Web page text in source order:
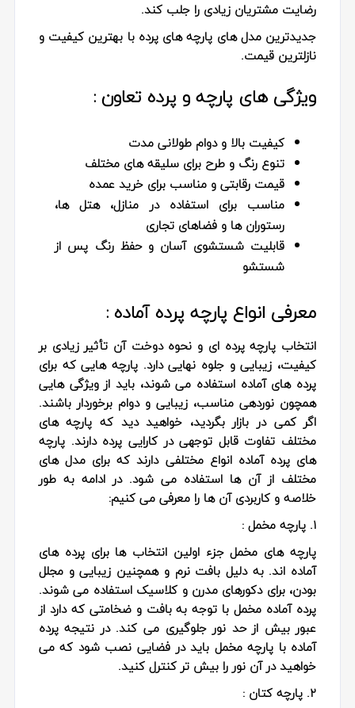
رضایت مشتریان زیادی را جلب کند.
جدیدترین مدل های پارچه های پرده با بهترین کیفیت و
نازلترین قیمت.
ویژگی های پارچه و پرده تعاون :
کیفیت بالا و دوام طولانی مدت
تنوع رنگ و طرح برای سلیقه های مختلف
قیمت رقابتی و مناسب برای خرید عمده
مناسب برای استفاده در منازل، هتل ها،
رستوران ها و فضاهای تجاری
قابلیت شستشوی آسان و حفظ رنگ پس از
شستشو
معرفی انواع پارچه پرده آماده :
انتخاب پارچه پرده ای و نحوه دوخت آن تأثیر زیادی بر
کیفیت، زیبایی و جلوه نهایی دارد. پارچه هایی که برای
پرده های آماده استفاده می شوند، باید از ویژگی هایی
همچون نوردهی مناسب، زیبایی و دوام برخوردار باشند.
اگر کمی در بازار بگردید، خواهید دید که پارچه های
مختلف تفاوت قابل توجهی در کارایی پرده دارند. پارچه
های پرده آماده انواع مختلفی دارند که برای مدل های
مختلف از آن ها استفاده می شود. در ادامه به طور
خلاصه و کاربردی آن ها را معرفی می کنیم:
۱. پارچه مخمل :
پارچه های مخمل جزء اولین انتخاب ها برای پرده های
آماده اند. به دلیل بافت نرم و همچنین زیبایی و مجلل
بودن، برای دکورهای مدرن و کلاسیک استفاده می شوند.
پرده آماده مخمل با توجه به بافت و ضخامتی که دارد از
عبور بیش از حد نور جلوگیری می کند. در نتیجه پرده
آماده با پارچه مخمل باید در فضایی نصب شود که می
خواهید در آن نور را بیش تر کنترل کنید.
۲. پارچه کتان :